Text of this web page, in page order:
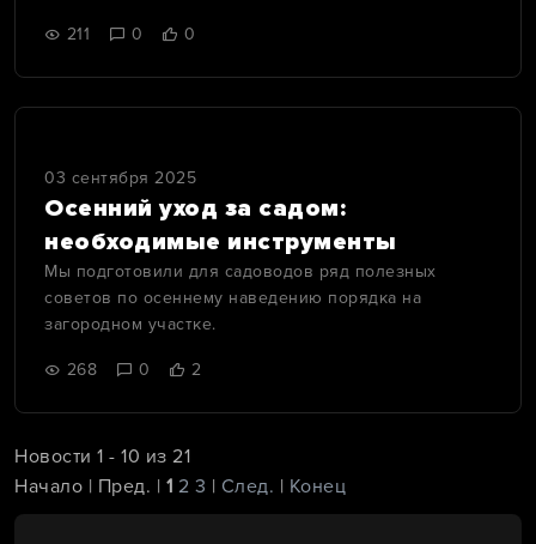
211 0 0
03 сентября 2025
Осенний уход за садом:
необходимые инструменты
Мы подготовили для садоводов ряд полезных
советов по осеннему наведению порядка на
загородном участке.
268 0 2
Новости 1 - 10 из 21
Начало | Пред. | 1 2 3 | След. | Конец